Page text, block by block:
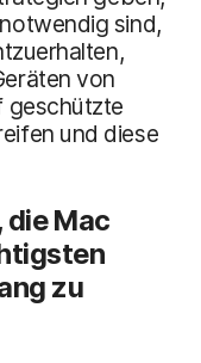
sind,
von
geschützte
und diese
Mac
zu